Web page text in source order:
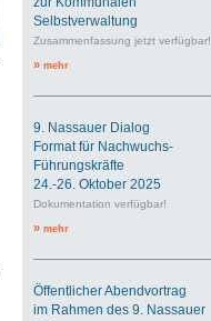
Selbstverwaltung
Zusammenfassung jetzt verfügbar!
» mehr
9. Nassauer Dialog
Format für Nachwuchs-
Führungskräfte
24.-26. Oktober 2025
Dokumentation verfügbar!
» mehr
Öffentlicher Abendvortrag
im Rahmen des 9. Nassauer